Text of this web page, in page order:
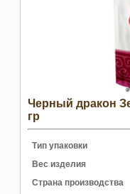
Черный дракон
гр
Тип упаковки
Вес изделия
Страна производства